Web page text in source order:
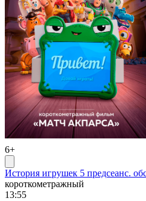
6+
История игрушек 5 предсеанс.
короткометражный
13:55